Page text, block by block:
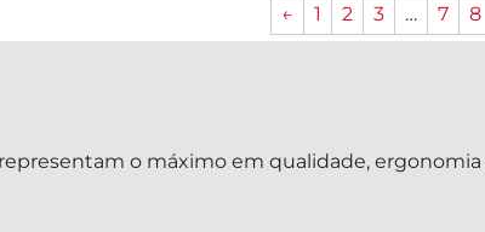
← 1 2 3 … 7 8
o máximo em qualidade,